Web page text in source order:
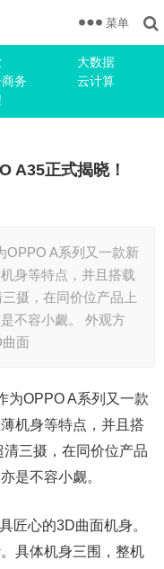
大数据
务
云计算
菜单
A35正式揭晓！
OPPO A系列又一款新
身等特点，并且搭载
摄，在同价位产品上
不容小觑。 外观方
面
OPPO A系列又一款
机身等特点，并且搭
三摄，在同价位产品
是不容小觑。
心的3D曲面机身。
具体机身三围，整机